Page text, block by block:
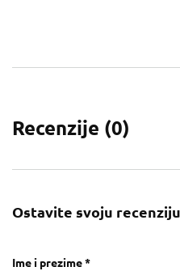
Recenzije (0)
Ostavite svoju
Ime i prezime *